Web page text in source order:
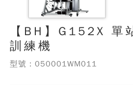
【BH】G152X 單
訓練機
型號：050001WM011